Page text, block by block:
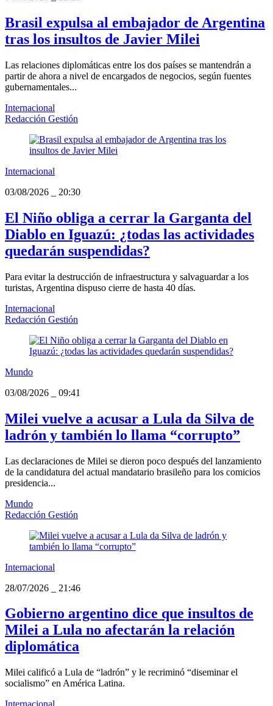
Brasil expulsa al embajador de Argentina
tras los insultos de Javier Milei
Las relaciones diplomáticas entre los dos países se mantendrán a
partir de ahora a nivel de encargados de negocios, según fuentes
gubernamentales...
Internacional
Redacción Gestión
Internacional
03/08/2026
20:30
El Niño obliga a cerrar la Garganta del
Diablo en Iguazú: ¿todas las actividades
quedarán suspendidas?
Para evitar la destrucción de infraestructura y salvaguardar a los
turistas, Argentina dispuso cierre de hasta 40 días.
Internacional
Redacción Gestión
Mundo
03/08/2026
09:41
Milei vuelve a acusar a Lula da Silva de
ladrón y también lo llama “corrupto”
Las declaraciones de Milei se dieron poco después del lanzamiento
de la candidatura del actual mandatario brasileño para los comicios
presidencia...
Mundo
Redacción Gestión
Internacional
28/07/2026
21:46
Gobierno argentino dice que insultos de
Milei a Lula no afectarán la relación
diplomática
Milei calificó a Lula de “ladrón” y le recriminó “diseminar el
socialismo” en América Latina.